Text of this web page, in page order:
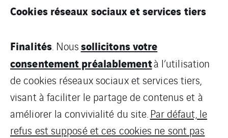
Cookies réseaux sociaux et services tiers
Finalités. Noussollicitons votre
consentement préalablementà l’utilisation
de cookies réseaux sociaux et services tiers,
visant à faciliter le partage de contenus et à
améliorer la convivialité du site. Par défaut, le
refus est supposé et ces cookies ne sont pas